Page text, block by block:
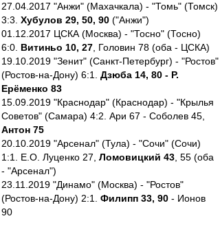
27.04.2017 "Анжи" (Махачкала) - "Томь" (Томск)
3:3. Хубулов 29, 50, 90 ("Анжи")
01.12.2017 ЦСКА (Москва) - "Тосно" (Тосно)
6:0. Витиньо 10, 27 , Головин 78 (оба - ЦСКА)
19.10.2019 "Зенит" (Санкт-Петербург) - "Ростов"
(Ростов-на-Дону) 6:1. Дзюба 14, 80 - Р.
Ерёменко 83
15.09.2019 "Краснодар" (Краснодар) - "Крылья
Советов" (Самара) 4:2. Ари 67 - Соболев 45,
Антон 75
20.10.2019 "Арсенал" (Тула) - "Сочи" (Сочи)
1:1. Е.О. Луценко 27, Ломовицкий 43 , 55 (оба
- "Арсенал")
23.11.2019 "Динамо" (Москва) - "Ростов"
(Ростов-на-Дону) 2:1. Филипп 33, 90 - Ионов
90